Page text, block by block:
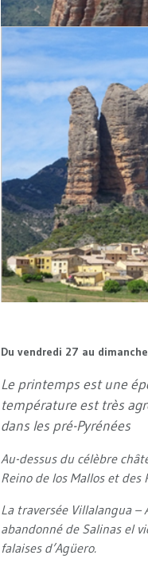
Du vendredi 27 au
Le printemps est une
température est très
dans les pré-Pyrénées
Au-dessus du célèbre
Reino de los Mallos et des
La traversée Villalangua –
abandonné de Salinas el
falaises d’Agüero.